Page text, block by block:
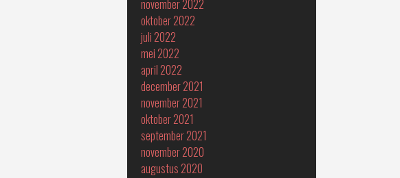
november 2022
oktober 2022
juli 2022
mei 2022
april 2022
december 2021
november 2021
oktober 2021
september 2021
november 2020
augustus 2020